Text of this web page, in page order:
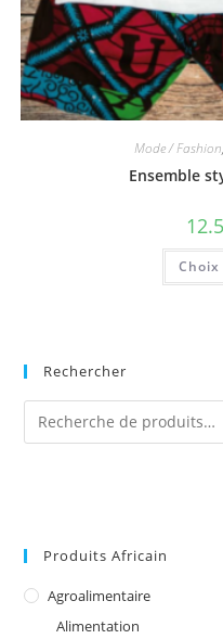
Mode / Fashion,
Ensemble
Rechercher
Produits Africain
Agroalimentaire
Alimentation